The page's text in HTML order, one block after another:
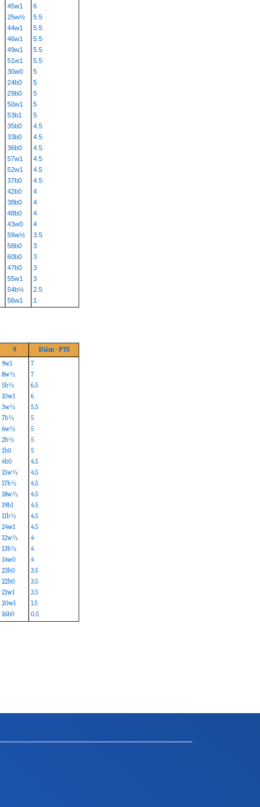
45w1
25w½
44w1
46w1
49w1
51w1
30w0
24b0
29b0
50w1
53b1
35b0
33b0
36b0
57w1
52w1
37b0
42b0
38b0
48b0
43w0
59w½
58b0
60b0
47b0
55w1
54b½
56w1
6
5.5
5.5
5.5
5.5
5.5
5
5
5
5
5
4.5
4.5
4.5
4.5
4.5
4.5
4
4
4
4
3.5
3
3
3
3
2.5
1
9
Điểm - PTS
9w1
8w½
5b½
10w1
3w½
7b½
6w½
2b½
1b0
4b0
15w½
17b½
18w½
19b1
11b½
24w1
12w½
13b½
14w0
23b0
22b0
21w1
20w1
16b0
7
7
6.5
6
5.5
5
5
5
5
4.5
4.5
4.5
4.5
4.5
4.5
4.5
4
4
4
3.5
3.5
3.5
1.5
0.5